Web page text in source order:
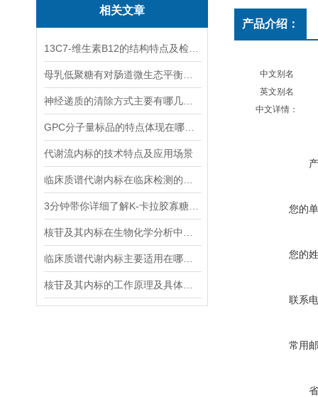
相关文章
代谢流内标的技术特点及应用场景
产品介绍：
中文别名
英文别名
中文详情：
您的
您的
联系
常用